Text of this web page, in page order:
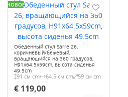
Обеденный стул Sarre 26,
коричневый/бежевый,
вращающийся на 360 градусов,
H91x64.5x59cm, высота сиденья
49.5cm
91 см cm 64.5 см cm 59 см cm
€ 119,00
НОВОЕ